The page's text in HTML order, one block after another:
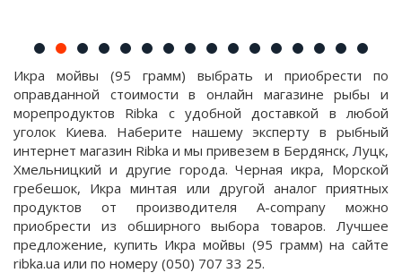
Икра мойвы (95 грамм) выбрать и приобрести по
оправданной стоимости в онлайн магазине рыбы и
морепродуктов Ribka с удобной доставкой в любой
уголок Киева. Наберите нашему эксперту в рыбный
интернет магазин Ribka и мы привезем в Бердянск, Луцк,
Хмельницкий и другие города. Черная икра, Морской
гребешок, Икра минтая или другой аналог приятных
продуктов от производителя A-company можно
приобрести из обширного выбора товаров. Лучшее
предложение, купить Икра мойвы (95 грамм) на сайте
ribka.ua или по номеру (050) 707 33 25.